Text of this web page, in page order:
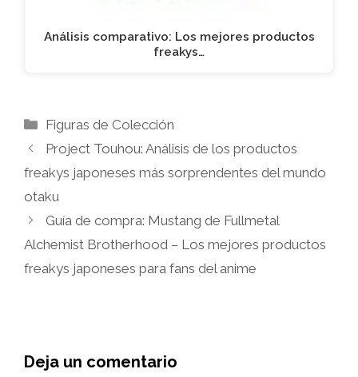
Análisis comparativo: Los mejores productos
freakys…
Categorías
Figuras de Colección
Project Touhou: Análisis de los productos
freakys japoneses más sorprendentes del mundo
otaku
Guía de compra: Mustang de Fullmetal
Alchemist Brotherhood – Los mejores productos
freakys japoneses para fans del anime
Deja un comentario